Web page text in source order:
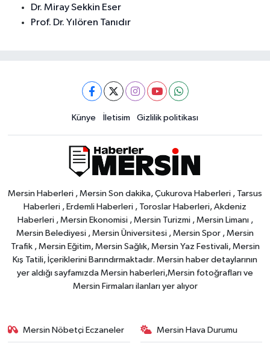
Dr. Miray Sekkin Eser
Prof. Dr. Yılören Tanıdır
Künye İletisim Gizlilik politikası
Mersin Haberleri , Mersin Son dakika, Çukurova Haberleri , Tarsus
Haberleri , Erdemli Haberleri , Toroslar Haberleri, Akdeniz
Haberleri , Mersin Ekonomisi , Mersin Turizmi , Mersin Limanı ,
Mersin Belediyesi , Mersin Üniversitesi , Mersin Spor , Mersin
Trafik , Mersin Eğitim, Mersin Sağlık, Mersin Yaz Festivali, Mersin
Kış Tatili, İçeriklerini Barındırmaktadır. Mersin haber detaylarının
yer aldığı sayfamızda Mersin haberleri,Mersin fotoğrafları ve
Mersin Firmaları ilanları yer alıyor
Mersin Nöbetçi Eczaneler Mersin Hava Durumu